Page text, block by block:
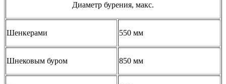
Диаметр бурения, макс.
Шенкерами 550 мм
Шнековым буром 850 мм